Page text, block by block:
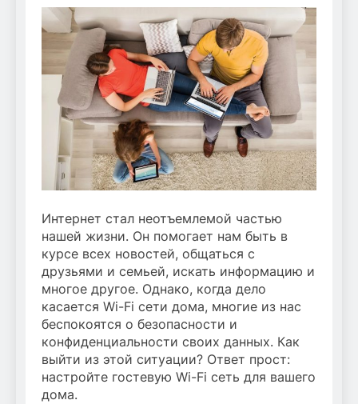
Интернет стал неотъемлемой частью
нашей жизни. Он помогает нам быть в
курсе всех новостей, общаться с
друзьями и семьей, искать информацию и
многое другое. Однако, когда дело
касается Wi-Fi сети дома, многие из нас
беспокоятся о безопасности и
конфиденциальности своих данных. Как
выйти из этой ситуации? Ответ прост:
настройте гостевую Wi-Fi сеть для вашего
дома.